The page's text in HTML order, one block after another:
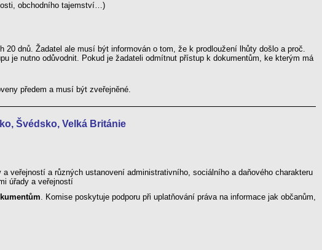
obchodního tajemství…)
dnů. Žadatel ale musí být informován o tom, že k prodloužení lhůty došlo a proč.
je nutno odůvodnit. Pokud je žadateli odmítnut přístup k dokumentům, ke kterým má
předem a musí být zveřejněné.
Švédsko, Velká Británie
veřejností a různých ustanovení administrativního, sociálního a daňového charakteru
úřady a veřejností
. Komise poskytuje podporu při uplatňování práva na informace jak občanům,